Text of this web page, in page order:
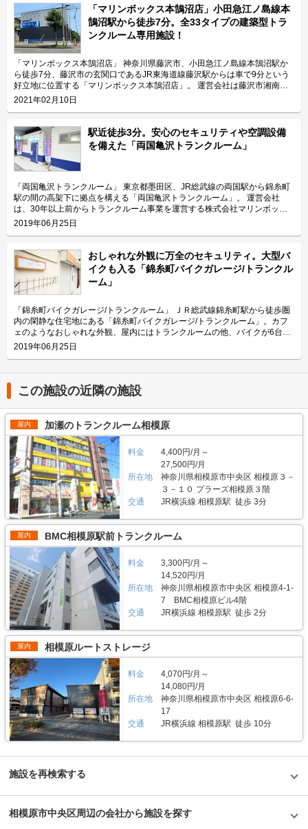
設運営でお客様目線のサポートを提供している会社です。 今回は、株式会
社マリンボックスが運営している「マリンボックスガレージ一之宮5丁目
店」の特長や利用用途などをご紹介致します。 「マリンボックスガレージ
一之宮5丁目店」の特長を教えてください。 「マリンボックスガレージ一之
宮5丁目店」は、電源付きで大型のガレージタイプの収納スペースがあるの
が特長です。 周辺地域は首都高速のインターチェンジがあり、主要地方道
である神奈川県道44号伊勢原藤沢線や神奈川県道47号藤沢平塚線も通って
おり、車社会が形成されています。 「マリンボックスガレージ一之宮5丁目
店」の庫内には電源が付いているため、コンプレッサーなどを用いて車の掃
除ができます。敷地内には水洗トイレも設置されておりますので、作業時間
が長くなってしまった場合などでも便利にご利用頂けます。 主にどんな方
がご利用されているのでしょうか？ 「マリンボックスガレージ一之宮5丁目
店」は高速道路に近いこともあり、建築業者など車での移動が必要な法人の
お客様に多くご利用頂いております。また、「マリンボックスガレージ一之
宮5丁目店」には庫内に電源が付いていて、入口にセコムの防犯カメラを設
置しておりますので、寒川町一之宮や寒川町岡田エリアにお住いのファミリ
ー層のお客様にも駐車場代わりにご利用頂いております。 セキュリティや
安全面について教えてください。 「マリンボックスガレージ一之宮5丁目
店」では、安心して車やバイクなどを収納頂けるように、施設入口にはセコ
ムの防犯カメラを設置し、各庫内にも専用鍵を設置しています。また、庫内
照明と場内照明も設置しており、夜間でも明るく安心してご利用頂けます。
さらに電源付きの庫内で快適に作業を行って頂けるよう、換気扇も設置して
おります。尚、手洗い水道や水洗トイレも設置するなど、お客様により快適
にご利用頂けるよう工夫しています。庫内から直接荷物を搬入できるよう車
付のしやすい敷地ですので、建築業者さんなどの荷物の運搬が必要なお客様
にも便利にご活用頂けます。 費用や契約について教えてください。 「マリ
ンボックスガレージ一之宮5丁目店」の収納スペースは全部で4種類あり、
込）まで幅広くご用意しています。初期費用として契約事務手数料（月額賃
料の1ヶ月分）が掛かります。その他費用として月々の管理費と保証委託料
（月額1,350円（税込））が掛かります。見学の希望や詳細のお問い合わせ
につきましては、LIFULLトランクルームから電話やメールにてご連絡頂け
ます。 編集後記 コンテナの広さもさることながら天井高も特徴的な「マリ
ゲットにしているというお話も聞くことができた。また、そのターゲットに
などの作業を可能にしているところに気遣いも感じた。運営会社の株式会社
マリンボックスは湘南エリアで30年近くトランクルームを運営しているこ
ともあり、そのノウハウを活かしたお客様目線でのトランクルームを開発さ
れているのだろう。入口にセコムの防犯カメラも設置されているということ
で、自宅の駐車場よりも安心して車を収納できるスペースとして特に愛車を
持っている方には最適な場所だと思った。
「マリンボックス本鵠沼店」小田急江ノ島線本
鵠沼駅から徒歩7分。全33タイプの建築型トラ
ンクルーム専用施設！
「マリンボックス本鵠沼店」 神奈川県藤沢市、小田急江ノ島線本鵠沼駅か
ら徒歩7分、藤沢市の玄関口であるJR東海道線藤沢駅からは車で9分という
好立地に位置する「マリンボックス本鵠沼店」。 運営会社は藤沢市湘南台
に本社を構え、湘南エリアを中心に全国でトランクルームを運営する株式会
社マリンボックス。「マリンボックス本鵠沼店」は建築型トランクルーム専
今回は、株式会社マリンボックスが運営している「マリンボックス本鵠沼
店」の特長や利用用途などをご紹介致します。 「マリンボックス本鵠沼
店」の特長を教えてください。 2階建てのトランクルーム専用施設「マリン
ボックス本鵠沼店」には、施設利用者様専用の駐車場があります。また、1
階のガレージタイプのお部屋であれば車で横づけが可能ですので、荷物の出
し入れも簡単に行って頂けます。2階に収納される場合には、お荷物の搬入
サービスもご利用可能ですのでご高齢の方や女性などでも気軽にご利用頂け
ます。また、部屋には棚板とハンガーパイプを設置しておりますので、お客
様のニーズに合わせてご活用ください。 主にどんな方がご利用されている
のでしょうか？ 本鵠沼駅周辺に広がっている住宅街にお住いの方々から多
くご利用いただいております。季節物の洋服や布団、家具家電などの保管場
所としてご利用頂いているケースが目立ちます。周辺に点在している病院ス
タッフによる書類管理などの用途もございます。また、目の前の道を南下す
るとすぐに江の島の海に到着する立地ですので、サーフボードやウェットス
ーツなどのレジャー用品の収納にもお役立ていただいております。 セキュ
リティや安全面について教えてください。 「マリンボックス本鵠沼店」で
は、お客様の大切な荷物を責任をもってお預かりするために、警備保障会社
と契約しております。また、24時間安全・快適に荷物の収納をして頂ける
よう各部屋に専用錠を取り付けていて、入口にもセコムのカードキーを設置
しています。また、施設内には防犯カメラがあり、録画も行っておりますの
で、より安心してご利用頂けます。安全面だけでなく、荷物をお預かりする
環境にも気を配っており、通年温度管理ができる空調設備のほか、湿度管理
の為の換気設備を導入しておりますので、ウェットスーツから衣類や布団、
木製の製品まで様々な物をお預かり頂けます。 費用や契約について教えて
ください。 ご利用金額の価格帯は月額3,660円~40,530円（税込）で、広さ
事前見学をご希望の場合は、リモート内覧会を承っております。現地にてお
電話を頂けましたら、遠隔操作で入口を開錠致しますのでご自由にご覧くだ
さい。その際、お電話にてご利用金額やキャンペーンなどのご案内も致しま
す。尚、ご契約に関しては、株式会社マリンボックスでは保証人や連帯保証
人の代わりに、保証会社との契約をしていただいているため保証人は不要と
なります。敷金や礼金なども不要なので簡単に契約できます。時期によって
お得なキャンペーンも実施しております。詳細なキャンペーンや施設へのご
質問はLIFULLトランクルームから電話やメールにてお気軽にお問い合わせ
ください。 編集後記 小田急江ノ島線本鵠沼駅から徒歩7分、周辺の住宅街
に馴染んだトランクルームという印象を受けた。実際にファミリー層や近隣
の高齢者の方が、季節の洋服や家具、本などの趣味の品を収納に来ていると
いう。ただそれだけでなく、車で7分ほどでサーフィンやバーベキューなど
のレジャースポットとしても名高い江の島へのアクセスも可能なこの施設は
サーファーの利用も多いとのことで、サーフボードやウェットスーツなどの
レジャー用品の収納にも役立っていた。施設のセキュリティも万全で、安心
して利用できる「マリンボックス本鵠沼店」は、年代や居住地に関係なくお
すすめできる施設だと思った。
2021年02月10日
駅近徒歩3分。安心のセキュリティや空調設備
を備えた「両国亀沢トランクルーム」
「両国亀沢トランクルーム」 東京都墨田区、JR総武線の両国駅から錦糸町
駅の間の高架下に拠点を構える「両国亀沢トランクルーム」。 運営会社
は、30年以上前からトランクルーム事業を運営する株式会社マリンボック
ス。湘南エリアに本社を構えているため、トランクルームも海を思わせるマ
リンブルーに統一されており、0.52帖～3.65帖の48の部屋を用意していま
向、会社の想いなどをご紹介します。 両国亀沢トランクルームの特徴を教
えてください。 セキュリティ面も万全で、駅から徒歩3分かつ高架下なので
頑丈な作りのトランクルームです。最新設備を導入するなど安全面は特に気
を使っています。 隣はコンビニエンスストアなので場所がわかりやすく、
自転車置き場も隣にあります。駐車場はありませんが、トランクルームの前
に車を横付けし、荷物を下ろしたらそのまま直進できるため、荷物の出し入
れには便利な立地です。お部屋サイズは、0.52帖～3.65帖の34種類、48の
お部屋をご用意し幅広い用途にご利用いただけます。 主にどんな方がご利
用されているのでしょうか？ 近隣の住宅にお住いの個人の方がメインユー
ザーになります。両国駅周辺は飲食店などが立ち並んでいますが、少し路地
を入れば一般のご家庭やマンションも多くあるため、ご家族や一人暮らしの
方も利用されています。用途としては、主に家財や季節によって変わる衣類
を保管する場所としてご利用されている方が多い傾向で、一番大きい3.65帖
タイプには机や椅子など大型の荷物も入れることができます。 セキュリテ
ィや安全面について教えてください。 マリンボックスが提供するトランク
ルームでは、お客様の大切なお荷物をお預かりしているため、24時間安心
してご利用いただけるように、カードキーや防犯カメラ、セキュリティーシ
ステムを導入しているだけでなく、毎月数回スタッフが巡回しています。
また、両国亀沢のトランクルームの鍵は南京錠などの鍵の持ち歩きタイプで
はなくダイアルロック式で、メインエントランスはオートロックで施錠され
ています。コンテナ倉庫ではなく室内管理なので清掃も行き届いており、ホ
コリなどが出にくく、温度管理や湿度管理を徹底するために空調設備も完備
しております。通年26-7度で管理しているため、衣類や布団、木製の製品
などデリケートな物の保管などにも安心してご利用いただけます。 費用や
契約について教えてください。 契約前にトランクルームを下見したい場合
は、立ち合いによる内見と遠隔操作による立ち合いなしでの内覧も可能で
す。是非、お気軽にお申しつけください。 契約に関しては、マリンボック
スでは保証人や連帯保証人の代わりに、保証会社との契約をしていただいて
いるため保証人は不要、敷金・礼金なども不要なかんたん契約で行います。
初月賃料が無料なので導入のハードルを低くし、解約のお申込もいつでも可
能です（お申し出いただいた月の翌月末での解約）。料金は6,480円～/月に
なります。 編集後記 湘南に本社を構えるマリンボックス社。かわいいイル
カの看板や海を思わせるブルーが印象的なエントランスを構えるトランクル
ーム。駅からのアクセスも良いというメリットがありながら、高架下の車通
りが少ない路地にあるため、車からの荷物の出し入れにも便利な場所という
印象を受けた。同社の代表取締役、永田氏は「地域に根ざして事業を行って
きたので、安心して使える設備や親切なサポートには自信があります」と笑
顔で話す。用途に合わせて様々なサイズの部屋が用意されているので、みな
さんの大切な荷物を預けるのにぴったりの場所ではないだろうか。
2019年06月25日
おしゃれな外観に万全のセキュリティ。大型バ
イクも入る「錦糸町バイクガレージ/トランクル
ーム」
「錦糸町バイクガレージ/トランクルーム」 ＪＲ総武線錦糸町駅から徒歩圏
内の閑静な住宅地にある「錦糸町バイクガレージ/トランクルーム」。カフ
ェのようなおしゃれな外観、屋内にはトランクルームの他、バイクが6台入
るスペースがあり、大切なバイクを安心して保管することができます。 運
営会社は、30年以上前からトランクルーム事業を運営する株式会社マリン
万全のセキュリティを備えており、お客様に寄り添った親切なサポートをし
ているのも同社の特徴です。 今回は、そんな「錦糸町バイクガレージ/トラ
ンクルーム」の利用ユーザーや用途の傾向、会社の想いなども合わせてご紹
介します。 錦糸町バイクガレージ/トランクルームの特徴を教えてくださ
い。 カフェのようなおしゃれな雰囲気を意識して、外観は金型で作ったロ
ゴや取っ手など、一見トランクルームとはわからないほど街の景観に馴染ん
でいるのが特徴です。お部屋サイズは、0.4帖タイプから1.54帖タイプま
で、併設されているバイクガレージは広さ3.01m2と3.24m2をご用意してお
り、サビや汚れを防ぐため、バイクが長持ちします。 駐車場はありません
が、トランクルームの前に車を横付けし荷物を下ろしたらそのまま直進でき
るので、荷物の出し入れにも便利な立地です。 主にどんな方がご利用され
ているのでしょうか？ 近隣の住宅にお住いの個人の方がメインユーザーに
なります。利用用途としては、主に家財や季節によって変わる衣類を保管す
る場所としてご利用されている方が多い傾向にありますが、趣味でバイクを
お持ちの方も利用されており、大切なバイクを風雨から守っています。 ガ
レージには、国産バイクはもとより、ハーレーなどの外国製の大型バイクも
入るため、バイクの保管に悩んでいる方にも安心してご利用いただけます。
セキュリティや安全面について教えてください。 セキュリティーシステム
を導入し24時間安心してご利用頂けます。マリンボックスが提供する物件
では、お客様の大切なお荷物をお預かりしているため、万が一に備え防犯カ
メラを設置していたり、毎月数回、巡回スタッフが回っています。エントラ
ンスはオートロックで施錠されており、バイクガレージには監視モニターも
完備しています。 また、コンテナ倉庫ではなく室内管理なので清掃も行き
届いており、ホコリなどが出にくく、空調設備（温度管理、湿度管理）も完
備しており、通年26-7度で管理しているためデリケートな衣類や木製の製
品などの保管などにも安心してご利用いただけます。 費用や契約について
教えてください。 バイクガレージ/トランクルームの建物の上の階にオーナ
ーが住んでいるため、内覧したい場合、事前に連絡したり、当日でも都合が
合えば直接案内することが可能です。 契約に関しては、マリンボックスで
は保証人や連帯保証人の代わりに、保証会社との契約をしていただいている
ため保証人は不要、敷金・礼金なども不要なかんたん契約で行います。初月
賃料が無料なので導入のハードルを低くし、解約のお申込もいつでも可能で
す（お申し出いただいた月の翌月末での解約）。料金はトランクルームが
8,300円～/月、バイクガレージが16,000円～/月になります。 編集後記 「街
ンボックスのキャラクターであるクジラの可愛さも合間って、まさに”いい
わりたいという方にはおすすめだ。もちろん、セキュリティも万全で、オー
ナーもこの建物に住んでいるため、何かあったときにもすぐに相談できる安
心感がある。大切なモノを預けるのに、こんな特徴のあるトランクルームの
2019年06月25日
この施設の近隣の施設
屋内 加瀬のトランクルーム相模原
料金
4,400円/月～
27,500円/月
所在地
神奈川県相模原市中央区 相模原３－
３－１０ プラーズ相模原３階
交通
JR横浜線 相模原駅 徒歩 3分
屋内 BMC相模原駅前トランクルーム
料金
3,300円/月～
14,520円/月
所在地
神奈川県相模原市中央区 相模原4-1-
7 BMC相模原ビル4階
交通
JR横浜線 相模原駅 徒歩 2分
屋内 相模原ルートストレージ
料金
4,070円/月～
14,080円/月
所在地
神奈川県相模原市中央区 相模原6-6-
17
交通
JR横浜線 相模原駅 徒歩 10分
施設を再検索する
相模原市中央区周辺の会社から施設を探す